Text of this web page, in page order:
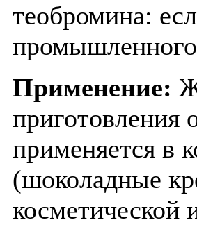
теобромина:
промышленного
Применение:
приготовления
применяется в
(шоколадные
косметической